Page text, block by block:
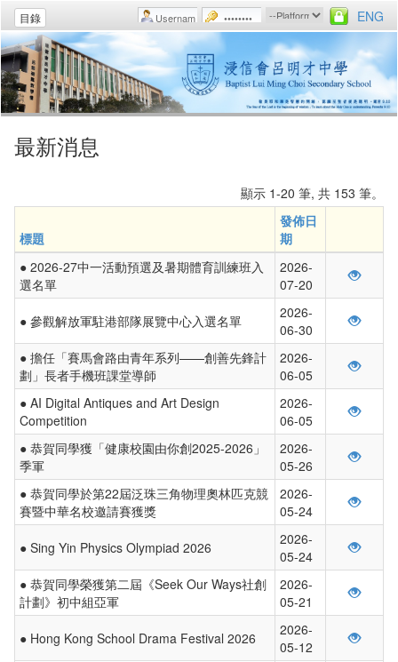
目錄 ENG
最新消息
顯示 1-20 筆, 共 153 筆。
標題
發佈日
期
● 2026-27中一活動預選及暑期體育訓練班入
選名單
2026-
07-20
● 參觀解放軍駐港部隊展覽中心入選名單
2026-
06-30
● 擔任「賽馬會路由青年系列——創善先鋒計
劃」長者手機班課堂導師
2026-
06-05
● AI Digital Antiques and Art Design
Competition
2026-
06-05
● 恭賀同學獲「健康校園由你創2025-2026」
季軍
2026-
05-26
● 恭賀同學於第22屆泛珠三角物理奧林匹克競
賽暨中華名校邀請賽獲獎
2026-
05-24
● Sing Yin Physics Olympiad 2026
2026-
05-24
● 恭賀同學榮獲第二屆《Seek Our Ways社創
計劃》初中組亞軍
2026-
05-21
● Hong Kong School Drama Festival 2026
2026-
05-12